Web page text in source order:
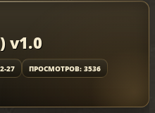
v1.0
27
ПРОСМОТРОВ: 3536